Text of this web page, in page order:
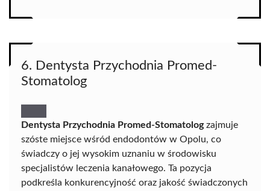
6. Dentysta Przychodnia Promed-
Stomatolog
Dentysta Przychodnia Promed-Stomatologzajmuje
szóste miejsce wśród endodontów w Opolu, co
świadczy o jej wysokim uznaniu w środowisku
specjalistów leczenia kanałowego. Ta pozycja
podkreśla konkurencyjność oraz jakość świadczonych